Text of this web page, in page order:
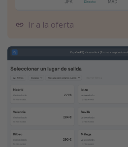
Ir a la oferta